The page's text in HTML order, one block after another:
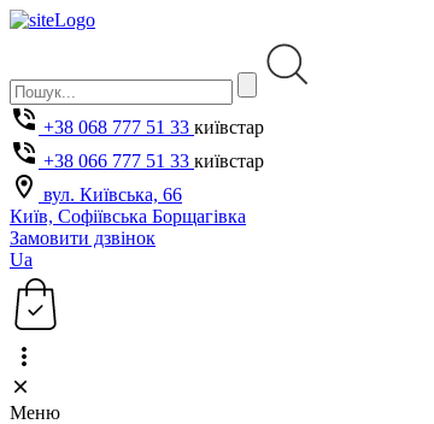
+38 068 777 51 33 київстар
+38 066 777 51 33 київстар
вул. Київська, 66
Київ, Софіївська Борщагівка
Замовити дзвінок
Ua
Меню